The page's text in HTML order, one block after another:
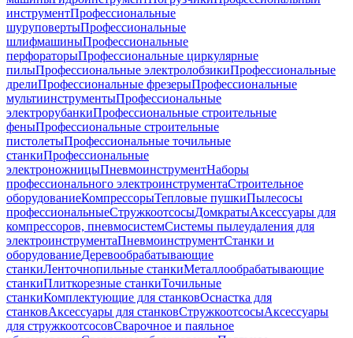
инструментПрофессиональные
шуруповертыПрофессиональные
шлифмашиныПрофессиональные
перфораторыПрофессиональные циркулярные
пилыПрофессиональные электролобзикиПрофессиональные
дрелиПрофессиональные фрезерыПрофессиональные
мультиинструментыПрофессиональные
электрорубанкиПрофессиональные строительные
феныПрофессиональные строительные
пистолетыПрофессиональные точильные
станкиПрофессиональные
электроножницыПневмоинструментНаборы
профессионального электроинструментаСтроительное
оборудованиеКомпрессорыТепловые пушкиПылесосы
профессиональныеСтружкоотсосыДомкратыАксессуары для
компрессоров, пневмосистемСистемы пылеудаления для
электроинструментаПневмоинструментСтанки и
оборудованиеДеревообрабатывающие
станкиЛенточнопильные станкиМеталлообрабатывающие
станкиПлиткорезные станкиТочильные
станкиКомплектующие для станковОснастка для
станковАксессуары для станковСтружкоотсосыАксессуары
для стружкоотсосовСварочное и паяльное